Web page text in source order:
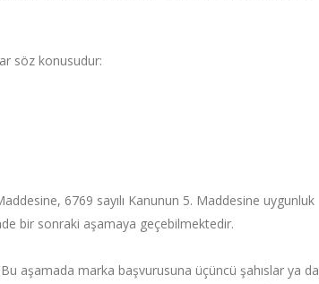
söz konusudur:
6769 sayılı Kanunun 5. Maddesine uygunluk
bir sonraki aşamaya geçebilmektedir.
aşamada marka başvurusuna üçüncü şahıslar ya da